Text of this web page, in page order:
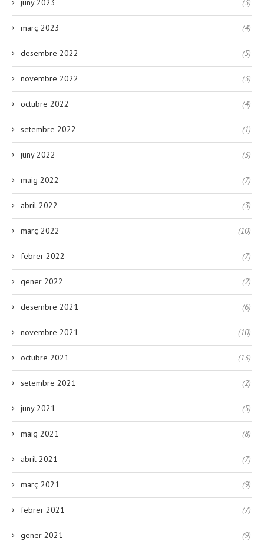
juny 2023 (3)
març 2023 (4)
desembre 2022 (5)
novembre 2022 (3)
octubre 2022 (4)
setembre 2022 (1)
juny 2022 (3)
maig 2022 (7)
abril 2022 (3)
març 2022 (10)
febrer 2022 (7)
gener 2022 (2)
desembre 2021 (6)
novembre 2021 (10)
octubre 2021 (13)
setembre 2021 (2)
juny 2021 (5)
maig 2021 (8)
abril 2021 (7)
març 2021 (9)
febrer 2021 (7)
gener 2021 (9)